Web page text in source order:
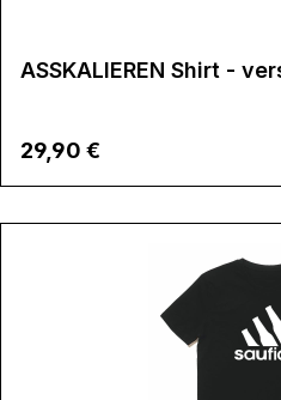
ASSKALIEREN Shirt -
Regulärer Preis:
29,90 €